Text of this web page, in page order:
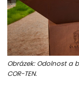
Obrázek: Odolnost a
COR-TEN.